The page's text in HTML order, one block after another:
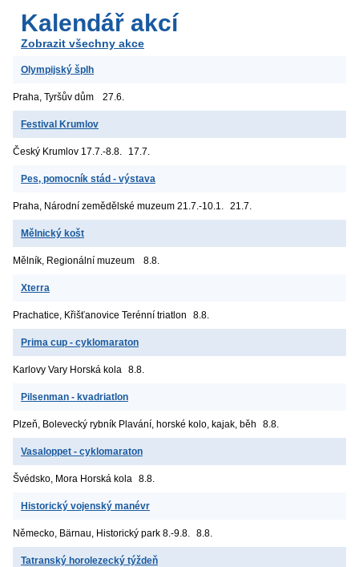
Kalendář akcí
Zobrazit všechny akce
Olympijský šplh
Praha, Tyršův dům 27.6.
Festival Krumlov
Český Krumlov 17.7.-8.8. 17.7.
Pes, pomocník stád - výstava
Praha, Národní zemědělské muzeum 21.7.-10.1. 21.7.
Mělnický košt
Mělník, Regionální muzeum 8.8.
Xterra
Prachatice, Křišťanovice Terénní triatlon 8.8.
Prima cup - cyklomaraton
Karlovy Vary Horská kola 8.8.
Pilsenman - kvadriatlon
Plzeň, Bolevecký rybník Plavání, horské kolo, kajak, běh 8.8.
Vasaloppet - cyklomaraton
Švédsko, Mora Horská kola 8.8.
Historický vojenský manévr
Německo, Bärnau, Historický park 8.-9.8. 8.8.
Tatranský horolezecký týždeň